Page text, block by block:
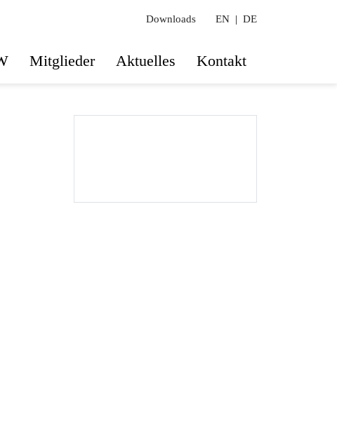
Downloads EN | DE
Mitglieder Aktuelles Kontakt